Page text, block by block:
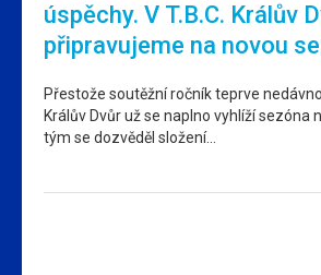
úspěchy. V T.B.C. Králův
připravujeme na novou
Přestože soutěžní ročník teprve
Králův Dvůr už se naplno vyhlíží sezóna
tým se dozvěděl složení…